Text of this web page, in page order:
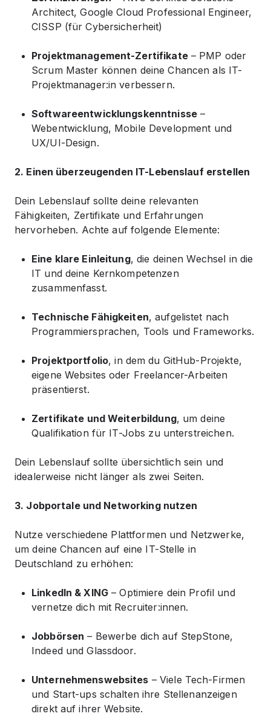
Architect, Google Cloud Professional Engineer,
CISSP (für Cybersicherheit)
Projektmanagement-Zertifikate– PMP oder
Scrum Master können deine Chancen als IT-
Projektmanager:in verbessern.
Softwareentwicklungskenntnisse–
Webentwicklung, Mobile Development und
UX/UI-Design.
2. Einen überzeugenden IT-Lebenslauf erstellen
Dein Lebenslauf sollte deine relevanten
Fähigkeiten, Zertifikate und Erfahrungen
hervorheben. Achte auf folgende Elemente:
Eine klare Einleitung, die deinen Wechsel in die
IT und deine Kernkompetenzen
zusammenfasst.
Technische Fähigkeiten, aufgelistet nach
Programmiersprachen, Tools und Frameworks.
Projektportfolio, in dem du GitHub-Projekte,
eigene Websites oder Freelancer-Arbeiten
präsentierst.
Zertifikate und Weiterbildung, um deine
Qualifikation für IT-Jobs zu unterstreichen.
Dein Lebenslauf sollte übersichtlich sein und
idealerweise nicht länger als zwei Seiten.
3. Jobportale und Networking nutzen
Nutze verschiedene Plattformen und Netzwerke,
um deine Chancen auf eine IT-Stelle in
Deutschland zu erhöhen:
LinkedIn & XING– Optimiere dein Profil und
vernetze dich mit Recruiter:innen.
Jobbörsen – Bewerbe dich auf StepStone,
Indeed und Glassdoor.
Unternehmenswebsites – Viele Tech-Firmen
und Start-ups schalten ihre Stellenanzeigen
direkt auf ihrer Website.